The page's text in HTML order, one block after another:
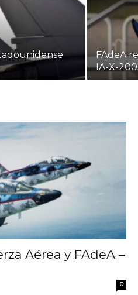
FAdeA
IA-X-
Aérea y FAdeA –
0